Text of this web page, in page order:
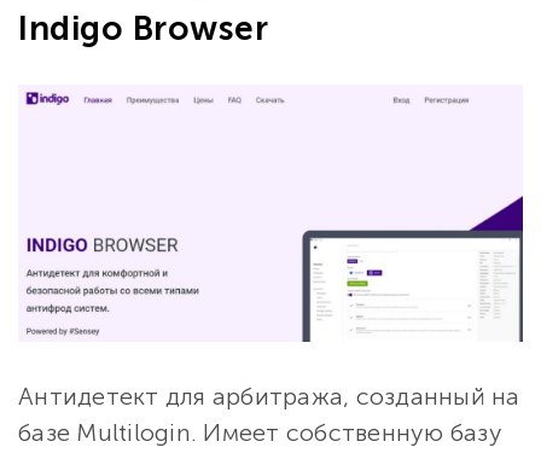
Indigo Browser
Антидетект для арбитража, созданный на
базе Multilogin. Имеет собственную базу